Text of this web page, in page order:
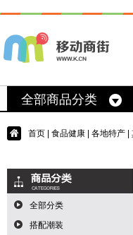
全部商品分类
首页 食品健康 各地特产
全部分类
搭配潮装